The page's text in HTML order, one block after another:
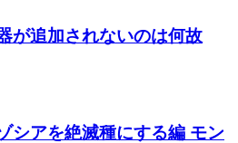
が追加されないのは何故
シアを絶滅種にする編 モン